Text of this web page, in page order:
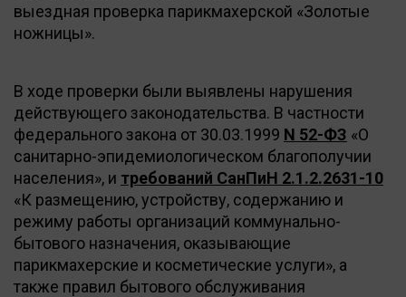
выездная проверка парикмахерской «Золотые
ножницы».
В ходе проверки были выявлены нарушения
действующего законодательства. В частности
федерального закона от 30.03.1999 N 52-ФЗ «О
санитарно-эпидемиологическом благополучии
населения», и требований СанПиН 2.1.2.2631-10
«К размещению, устройству, содержанию и
режиму работы организаций коммунально-
бытового назначения, оказывающие
парикмахерские и косметические услуги», а
также правил бытового обслуживания